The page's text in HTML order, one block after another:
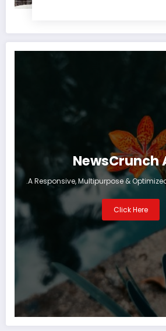
NewsCrunch
A Responsive, Multipurpose &
Click Here